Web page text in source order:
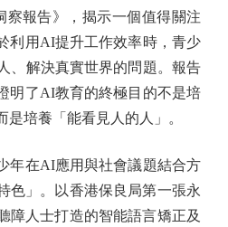
察報告》，揭示一個值得關注
利用AI提升工作效率時，青少
、解決真實世界的問題。報告
明了AI教育的終極目的不是培
培養「能看見人的人」。
在AI應用與社會議題結合方
色」。以香港保良局第一張永
障人士打造的智能語言矯正及